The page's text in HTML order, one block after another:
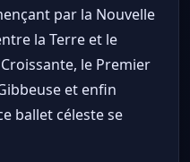
par la Nouvelle
la Terre et le
le Premier
et enfin
ballet céleste se